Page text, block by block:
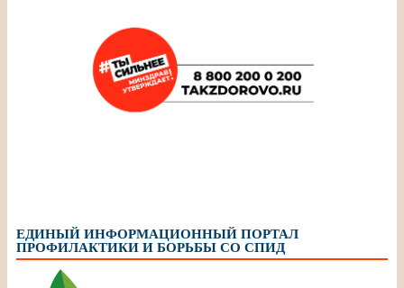
ЕДИНЫЙ ИНФОРМАЦИОННЫЙ ПОРТАЛ
ПРОФИЛАКТИКИ И БОРЬБЫ СО СПИД